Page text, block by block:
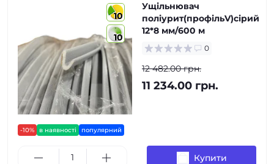
10
10
-10% в наявності популярний
Ущільнювач
поліурит(профільV)сірий
12*8 мм/600 м
0
12 482.00 грн.
11 234.00 грн.
Купити